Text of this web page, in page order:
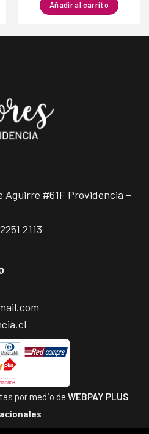
Añadir al carrito
Aguirre #61F Providencia –
2113
por medio de WEBPAY PLUS